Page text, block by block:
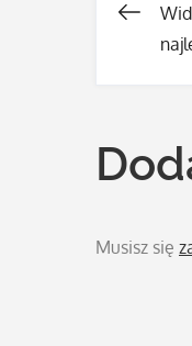
Musisz się